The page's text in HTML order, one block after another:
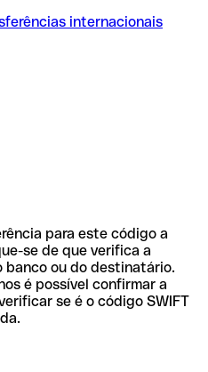
internacionais
para este código a
se de que verifica a
banco ou do destinatário.
é possível confirmar a
se é o código SWIFT